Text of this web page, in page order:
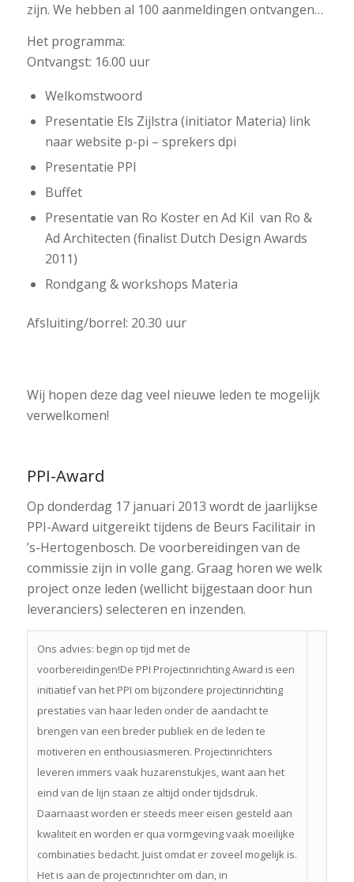
zijn. We hebben al 100 aanmeldingen ontvangen…
Het programma:
Ontvangst: 16.00 uur
Welkomstwoord
Presentatie Els Zijlstra (initiator Materia) link
naar website p-pi – sprekers dpi
Presentatie PPI
Buffet
Presentatie van Ro Koster en Ad Kil van Ro &
Ad Architecten (finalist Dutch Design Awards
2011)
Rondgang & workshops Materia
Afsluiting/borrel: 20.30 uur
Wij hopen deze dag veel nieuwe leden te mogelijk
verwelkomen!
PPI-Award
Op donderdag 17 januari 2013 wordt de jaarlijkse
PPI-Award uitgereikt tijdens de Beurs Facilitair in
’s-Hertogenbosch. De voorbereidingen van de
commissie zijn in volle gang. Graag horen we welk
project onze leden (wellicht bijgestaan door hun
leveranciers) selecteren en inzenden.
Ons advies: begin op tijd met de
voorbereidingen!De PPI Projectinrichting Award is een
initiatief van het PPI om bijzondere projectinrichting
prestaties van haar leden onder de aandacht te
brengen van een breder publiek en de leden te
motiveren en enthousiasmeren. Projectinrichters
leveren immers vaak huzarenstukjes, want aan het
eind van de lijn staan ze altijd onder tijdsdruk.
Daarnaast worden er steeds meer eisen gesteld aan
kwaliteit en worden er qua vormgeving vaak moeilijke
combinaties bedacht. Juist omdat er zoveel mogelijk is.
Het is aan de projectinrichter om dan, in